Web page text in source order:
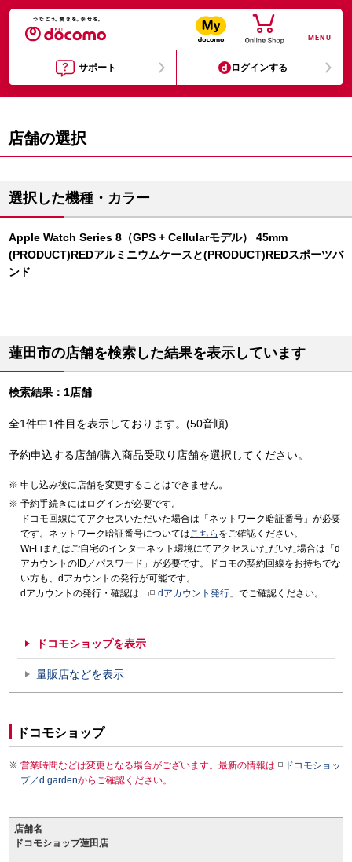
MENU
サポート ログインする
店舗の選択
選択した機種・カラー
Apple Watch Series 8（GPS + Cellularモデル） 45mm
(PRODUCT)REDアルミニウムケースと(PRODUCT)REDスポーツバ
ンド
蓮田市の店舗を検索した結果を表示しています
検索結果：1店舗
全1件中1件目を表示しております。(50音順)
予約申込する店舗/購入商品受取り店舗を選択してください。
申し込み後に店舗を変更することはできません。
予約手続きにはログインが必要です。
ドコモ回線にてアクセスいただいた場合は「ネットワーク暗証番号」が必要
です。ネットワーク暗証番号についてはこちら をご確認ください。
Wi-Fiまたはご自宅のインターネット環境にてアクセスいただいた場合は「d
アカウントのID／パスワード」が必要です。ドコモの契約回線をお持ちでな
い方も、dアカウントの発行が可能です。
dアカウントの発行・確認は「
dアカウント発行 」でご確認ください。
ドコモショップを表示
量販店などを表示
ドコモショップ
営業時間などは変更となる場合がございます。最新の情報は
ドコモショッ
プ／d gardenからご確認ください。
店舗名
ドコモショップ蓮田店